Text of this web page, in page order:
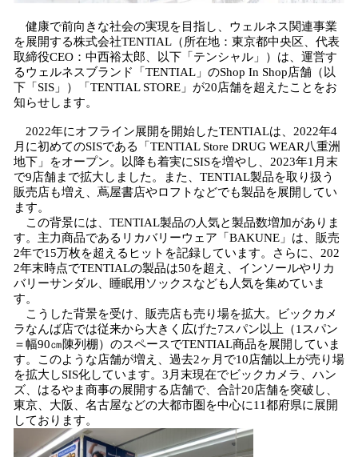
健康で前向きな社会の実現を目指し、ウェルネス関連事業
を展開する株式会社TENTIAL（所在地：東京都中央区、代表
取締役CEO：中西裕太郎、以下「テンシャル」）は、運営す
るウェルネスブランド「TENTIAL」のShop In Shop店舗（以
下「SIS」）「TENTIAL STORE」が20店舗を超えたことをお
知らせします。
2022年にオフライン展開を開始したTENTIALは、2022年4
月に初めてのSISである「TENTIAL Store DRUG WEAR八重洲
地下」をオープン。以降も着実にSISを増やし、2023年1月末
で9店舗まで拡大しました。また、TENTIAL製品を取り扱う
販売店も増え、蔦屋書店やロフトなどでも製品を展開してい
ます。
この背景には、TENTIAL製品の人気と製品数増加がありま
す。主力商品であるリカバリーウェア「BAKUNE」は、販売
2年で15万枚を超えるヒットを記録しています。さらに、202
2年末時点でTENTIALの製品は50を超え、インソールやリカ
バリーサンダル、睡眠用ソックスなども人気を集めていま
す。
こうした背景を受け、販売店も売り場を拡大。ビックカメ
ラなんば店では従来から大きく広げた7スパン以上（1スパン
＝幅90㎝陳列棚）のスペースでTENTIAL商品を展開していま
す。このような店舗が増え、過去2ヶ月で10店舗以上が売り場
を拡大しSIS化しています。3月末現在でビックカメラ、ハン
ズ、はるやま商事の展開する店舗で、合計20店舗を突破し、
東京、大阪、名古屋などの大都市圏を中心に11都府県に展開
しております。